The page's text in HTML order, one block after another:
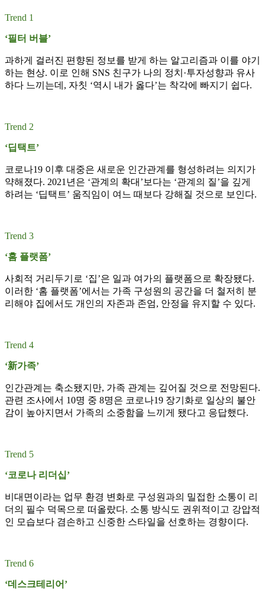
Trend 1
‘필터 버블’
과하게 걸러진 편향된 정보를 받게 하는 알고리즘과 이를 야기
하는 현상. 이로 인해 SNS 친구가 나의 정치·투자성향과 유사
하다 느끼는데, 자칫 ‘역시 내가 옳다’는 착각에 빠지기 쉽다.
Trend 2
‘딥택트’
코로나19 이후 대중은 새로운 인간관계를 형성하려는 의지가
약해졌다. 2021년은 ‘관계의 확대’보다는 ‘관계의 질’을 깊게
하려는 ‘딥택트’ 움직임이 여느 때보다 강해질 것으로 보인다.
Trend 3
‘홈 플랫폼’
사회적 거리두기로 ‘집’은 일과 여가의 플랫폼으로 확장됐다.
이러한 ‘홈 플랫폼’에서는 가족 구성원의 공간을 더 철저히 분
리해야 집에서도 개인의 자존과 존엄, 안정을 유지할 수 있다.
Trend 4
‘新가족’
인간관계는 축소됐지만, 가족 관계는 깊어질 것으로 전망된다.
관련 조사에서 10명 중 8명은 코로나19 장기화로 일상의 불안
감이 높아지면서 가족의 소중함을 느끼게 됐다고 응답했다.
Trend 5
‘코로나 리더십’
비대면이라는 업무 환경 변화로 구성원과의 밀접한 소통이 리
더의 필수 덕목으로 떠올랐다. 소통 방식도 권위적이고 강압적
인 모습보다 겸손하고 신중한 스타일을 선호하는 경향이다.
Trend 6
‘데스크테리어’